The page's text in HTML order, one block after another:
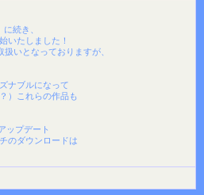
続き、
いたしました！
いとなっておりますが、
ナブルになって
）これらの作品も
ップデート
のダウンロードは